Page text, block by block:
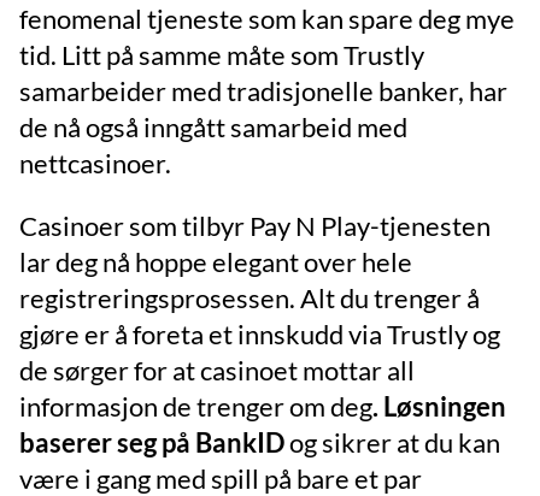
fenomenal tjeneste som kan spare deg mye
tid. Litt på samme måte som Trustly
samarbeider med tradisjonelle banker, har
de nå også inngått samarbeid med
nettcasinoer.
Casinoer som tilbyr Pay N Play-tjenesten
lar deg nå hoppe elegant over hele
registreringsprosessen. Alt du trenger å
gjøre er å foreta et innskudd via Trustly og
de sørger for at casinoet mottar all
informasjon de trenger om deg. Løsningen
baserer seg på BankIDog sikrer at du kan
være i gang med spill på bare et par